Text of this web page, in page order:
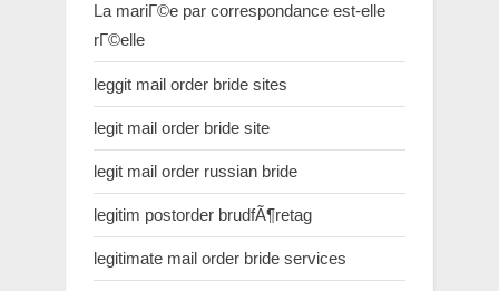
La mariГ©e par correspondance est-elle
rГ©elle
leggit mail order bride sites
legit mail order bride site
legit mail order russian bride
legitim postorder brudfÃ¶retag
legitimate mail order bride services